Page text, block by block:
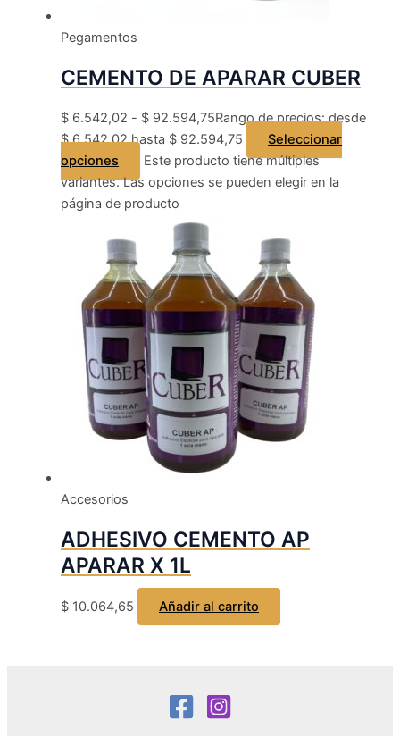
Pegamentos
CEMENTO DE APARAR CUBER
$ 6.542,02 - $ 92.594,75Rango de precios: desde
$ 6.542,02 hasta $ 92.594,75
Seleccionar
opciones
Este producto tiene múltiples
variantes. Las opciones se pueden elegir en la
página de producto
Accesorios
ADHESIVO CEMENTO AP
APARAR X 1L
$ 10.064,65 Añadir al carrito